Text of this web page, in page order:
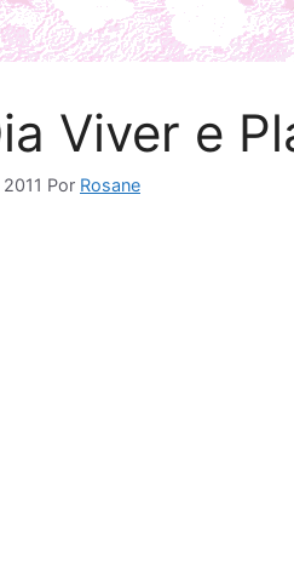
Viver e
Por Rosane